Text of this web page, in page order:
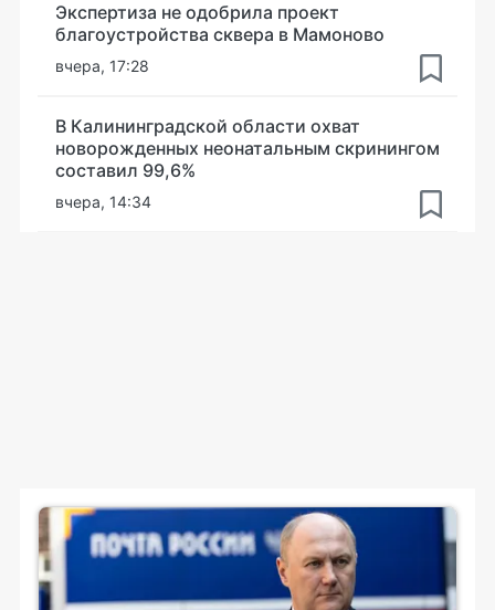
Экспертиза не одобрила проект
благоустройства сквера в Мамоново
вчера, 17:28
В Калининградской области охват
новорожденных неонатальным скринингом
составил 99,6%
вчера, 14:34